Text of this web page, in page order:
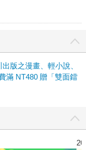
版之漫畫、輕小說、
滿 NT480 贈「雙面鐳